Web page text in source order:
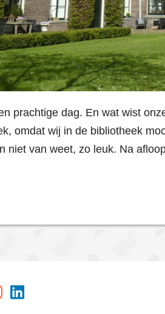
prachtige dag. En wat wist
omdat wij in de bibliotheek
niet van weet, zo leuk. Na